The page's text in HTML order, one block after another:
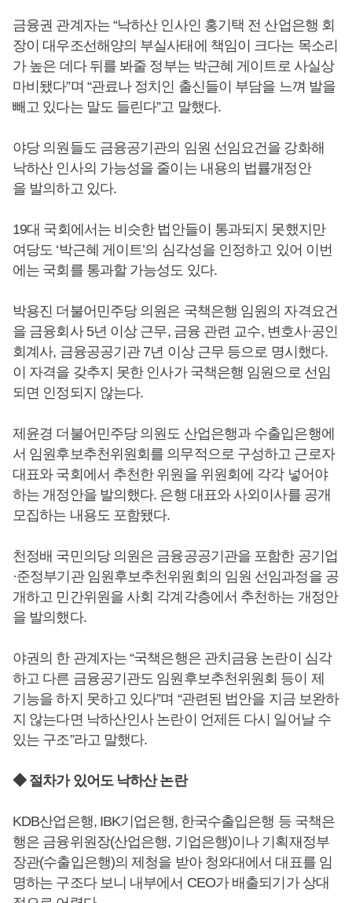
금융권 관계자는 “낙하산 인사인 홍기택 전 산업은행 회
장이 대우조선해양의 부실사태에 책임이 크다는 목소리
가 높은 데다 뒤를 봐줄 정부는 박근혜 게이트로 사실상
마비됐다”며 “관료나 정치인 출신들이 부담을 느껴 발을
빼고 있다는 말도 들린다”고 말했다.
야당 의원들도 금융공기관의 임원 선임요건을 강화해
낙하산 인사의 가능성을 줄이는 내용의 법률개정안
을 발의하고 있다.
19대 국회에서는 비슷한 법안들이 통과되지 못했지만
여당도 ‘박근혜 게이트’의 심각성을 인정하고 있어 이번
에는 국회를 통과할 가능성도 있다.
박용진 더불어민주당 의원은 국책은행 임원의 자격요건
을 금융회사 5년 이상 근무, 금융 관련 교수, 변호사·공인
회계사, 금융공공기관 7년 이상 근무 등으로 명시했다.
이 자격을 갖추지 못한 인사가 국책은행 임원으로 선임
되면 인정되지 않는다.
제윤경 더불어민주당 의원도 산업은행과 수출입은행에
서 임원후보추천위원회를 의무적으로 구성하고 근로자
대표와 국회에서 추천한 위원을 위원회에 각각 넣어야
하는 개정안을 발의했다. 은행 대표와 사외이사를 공개
모집하는 내용도 포함됐다.
천정배 국민의당 의원은 금융공공기관을 포함한 공기업
·준정부기관 임원후보추천위원회의 임원 선임과정을 공
개하고 민간위원을 사회 각계각층에서 추천하는 개정안
을 발의했다.
야권의 한 관계자는 “국책은행은 관치금융 논란이 심각
하고 다른 금융공기관도 임원후보추천위원회 등이 제
기능을 하지 못하고 있다”며 “관련된 법안을 지금 보완하
지 않는다면 낙하산인사 논란이 언제든 다시 일어날 수
있는 구조”라고 말했다.
◆ 절차가 있어도 낙하산 논란
KDB산업은행, IBK기업은행, 한국수출입은행 등 국책은
행은 금융위원장(산업은행, 기업은행)이나 기획재정부
장관(수출입은행)의 제청을 받아 청와대에서 대표를 임
명하는 구조다 보니 내부에서 CEO가 배출되기가 상대